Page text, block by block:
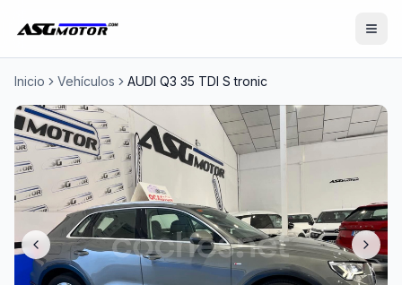
Inicio Vehículos AUDI Q3 35 TDI S tronic